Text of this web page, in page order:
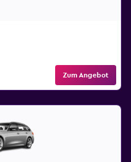
Zum Angebot